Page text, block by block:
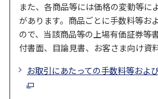
また、各商品等には価格の変動等に
があります。商品ごとに手数料等お
ので、当該商品等の上場有価証券等
付書面、目論見書、お客さま向け資
お取引にあたっての手数料等およ